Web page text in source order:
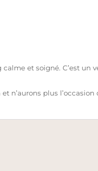
et soigné. C’est un
n’aurons plus l’occasion